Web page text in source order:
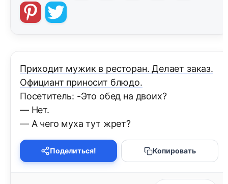
Приходит мужик в ресторан. Делает заказ.
Официант приносит блюдо.
Посетитель: -Это обед на двоих?
— Нет.
— А чего муха тут жрет?
Поделиться! Копировать